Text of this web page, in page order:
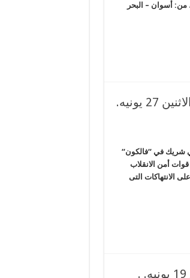
في صحراء الوادي، عدد المعتقلين السياسيين 800 شخص ، من: أسوان – البحر
السعودية تمول طريق يصل قناة السويس بالدولة الصهيونية.. الاثنين 27 يونيه.
27 يونيه. . محمود السيسي شريك في “فالكون“
مجهول رحَّلت قوات أمن الانقلاب
على الانتهاكات التى
أمريكا تدعم السيسي وتعبر عن قلقها من القمع الأمني. . الأحد 19 يونيه. .